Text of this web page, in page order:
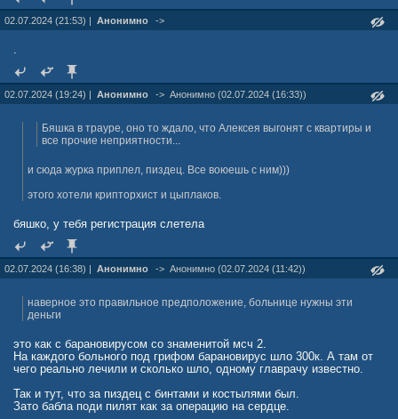
02.07.2024 (21:53) | Анонимно ->
.
02.07.2024 (19:24) | Анонимно -> Анонимно (02.07.2024 (16:33))
Бяшка в трауре, оно то ждало, что Алексея выгонят с квартиры и
все прочие неприятности...
и сюда журка приплел, пиздец. Все воюешь с ним)))
этого хотели крипторхист и цыплаков.
бяшко, у тебя регистрация слетела
02.07.2024 (16:38) | Анонимно -> Анонимно (02.07.2024 (11:42))
наверное это правильное предположение, больнице нужны эти
деньги
это как с барановирусом со знаменитой мсч 2.
На каждого больного под грифом барановирус шло 300к. А там от
чего реально лечили и сколько шло, одному главрачу известно.
Так и тут, что за пиздец с бинтами и костылями был.
Зато бабла поди пилят как за операцию на сердце.